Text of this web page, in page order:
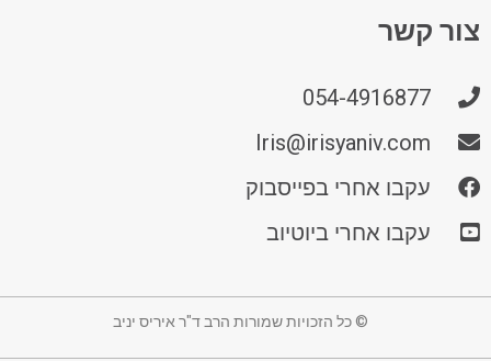
צור קשר
054-4916877
Iris@irisyaniv.com
עקבו אחרי בפייסבוק
עקבו אחרי ביוטיוב
© כל הזכויות שמורות הרב ד"ר איריס יניב